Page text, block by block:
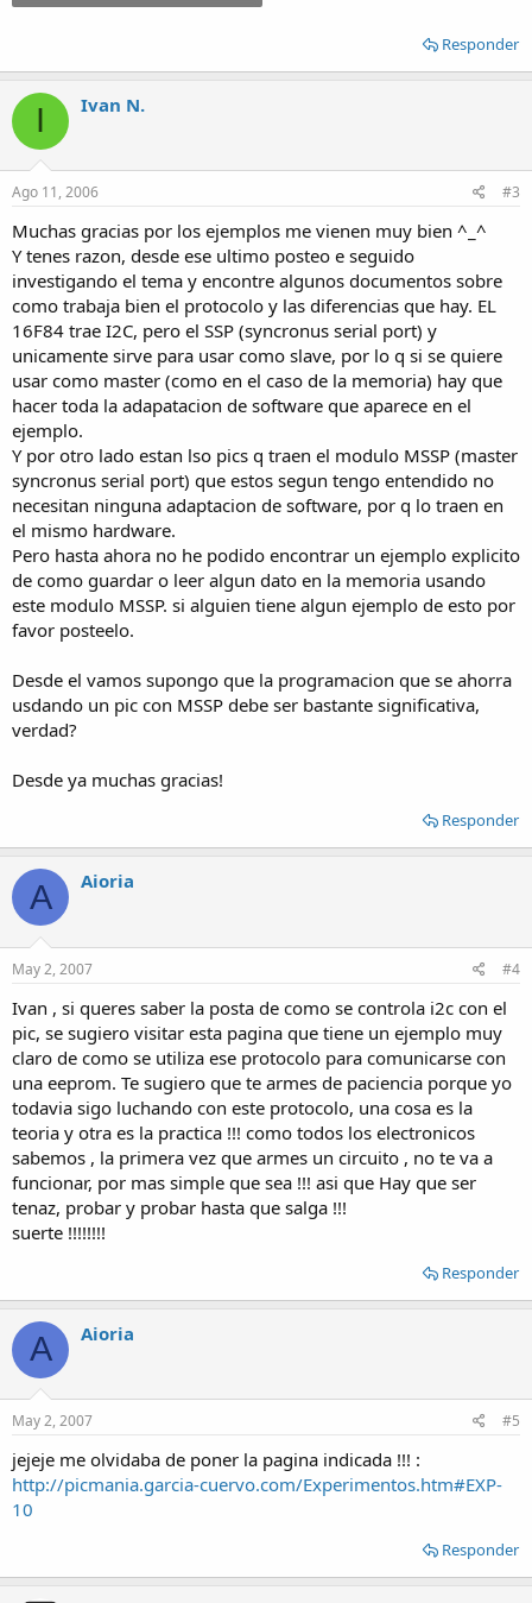
Responder
I Ivan N.
Ago 11, 2006 #3
Muchas gracias por los ejemplos me vienen muy bien ^_^
Y tenes razon, desde ese ultimo posteo e seguido
investigando el tema y encontre algunos documentos sobre
como trabaja bien el protocolo y las diferencias que hay. EL
16F84 trae I2C, pero el SSP (syncronus serial port) y
unicamente sirve para usar como slave, por lo q si se quiere
usar como master (como en el caso de la memoria) hay que
hacer toda la adapatacion de software que aparece en el
ejemplo.
Y por otro lado estan lso pics q traen el modulo MSSP (master
syncronus serial port) que estos segun tengo entendido no
necesitan ninguna adaptacion de software, por q lo traen en
el mismo hardware.
Pero hasta ahora no he podido encontrar un ejemplo explicito
de como guardar o leer algun dato en la memoria usando
este modulo MSSP. si alguien tiene algun ejemplo de esto por
favor posteelo.
Desde el vamos supongo que la programacion que se ahorra
usdando un pic con MSSP debe ser bastante significativa,
verdad?
Desde ya muchas gracias!
Responder
A Aioria
May 2, 2007 #4
Ivan , si queres saber la posta de como se controla i2c con el
pic, se sugiero visitar esta pagina que tiene un ejemplo muy
claro de como se utiliza ese protocolo para comunicarse con
una eeprom. Te sugiero que te armes de paciencia porque yo
todavia sigo luchando con este protocolo, una cosa es la
teoria y otra es la practica !!! como todos los electronicos
sabemos , la primera vez que armes un circuito , no te va a
funcionar, por mas simple que sea !!! asi que Hay que ser
tenaz, probar y probar hasta que salga !!!
suerte !!!!!!!!
Responder
A Aioria
May 2, 2007 #5
jejeje me olvidaba de poner la pagina indicada !!! :
http://picmania.garcia-cuervo.com/Experimentos.htm#EXP-
10
Responder